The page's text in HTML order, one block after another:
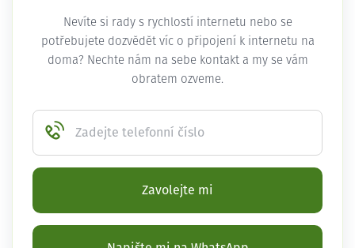
Nevíte si rady s rychlostí internetu nebo se
potřebujete dozvědět víc o připojení k internetu na
doma? Nechte nám na sebe kontakt a my se vám
obratem ozveme.
Zadejte telefonní číslo
Zavolejte mi